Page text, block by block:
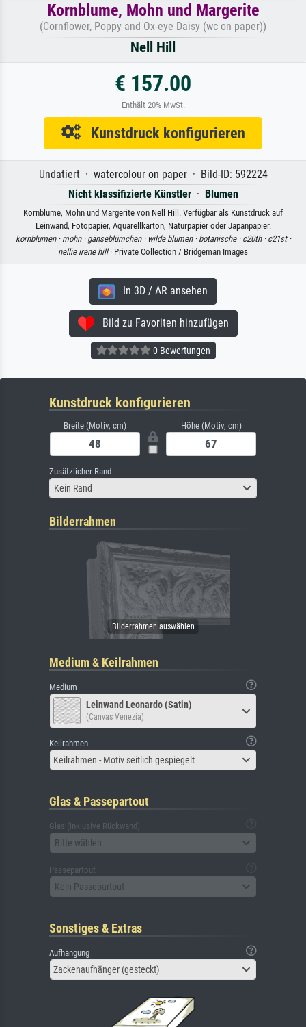
Kornblume, Mohn und Margerite
(Cornflower, Poppy and Ox-eye Daisy (wc on paper))
Nell Hill
€ 157.00
Enthält 20% MwSt.
Kunstdruck konfigurieren
Undatiert · watercolour on paper · Bild-ID: 592224
Nicht klassifizierte Künstler· Blumen
Kornblume, Mohn und Margerite von Nell Hill. Verfügbar als Kunstdruck auf
Leinwand, Fotopapier, Aquarellkarton, Naturpapier oder Japanpapier.
kornblumen · mohn · gänseblümchen · wilde blumen · botanische · c20th · c21st ·
nellie irene hill· Private Collection / Bridgeman Images
In 3D / AR ansehen
Bild zu Favoriten hinzufügen
0 Bewertungen
Kunstdruck konfigurieren
Breite (Motiv, cm) Höhe (Motiv, cm)
Zusätzlicher Rand
Kein Rand
Bilderrahmen
Medium & Keilrahmen
Medium
Leinwand Leonardo (Satin)
(Canvas Venezia)
Keilrahmen
Keilrahmen - Motiv seitlich gespiegelt
Glas & Passepartout
Glas (inklusive Rückwand)
Bitte wählen
Passepartout
Kein Passepartout
Sonstiges & Extras
Aufhängung
Zackenaufhänger (gesteckt)